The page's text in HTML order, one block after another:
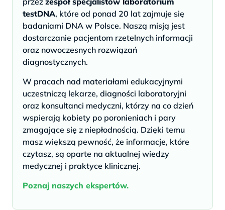
testDNA, które od ponad 20 lat zajmuje się
badaniami DNA w Polsce. Naszą misją jest
dostarczanie pacjentom rzetelnych informacji
oraz nowoczesnych rozwiązań
diagnostycznych.
W pracach nad materiałami edukacyjnymi
uczestniczą lekarze, diagności laboratoryjni
oraz konsultanci medyczni, którzy na co dzień
wspierają kobiety po poronieniach i pary
zmagające się z niepłodnością. Dzięki temu
masz większą pewność, że informacje, które
czytasz, są oparte na aktualnej wiedzy
medycznej i praktyce klinicznej.
Poznaj naszych ekspertów.